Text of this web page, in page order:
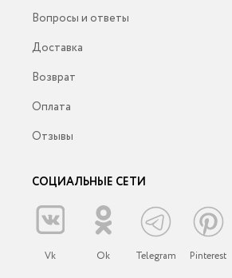
Вопросы и ответы
Доставка
Возврат
Оплата
Отзывы
СОЦИАЛЬНЫЕ СЕТИ
Vk Ok Telegram Pinterest